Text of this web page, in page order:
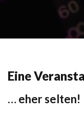
Eine
… eher selten!